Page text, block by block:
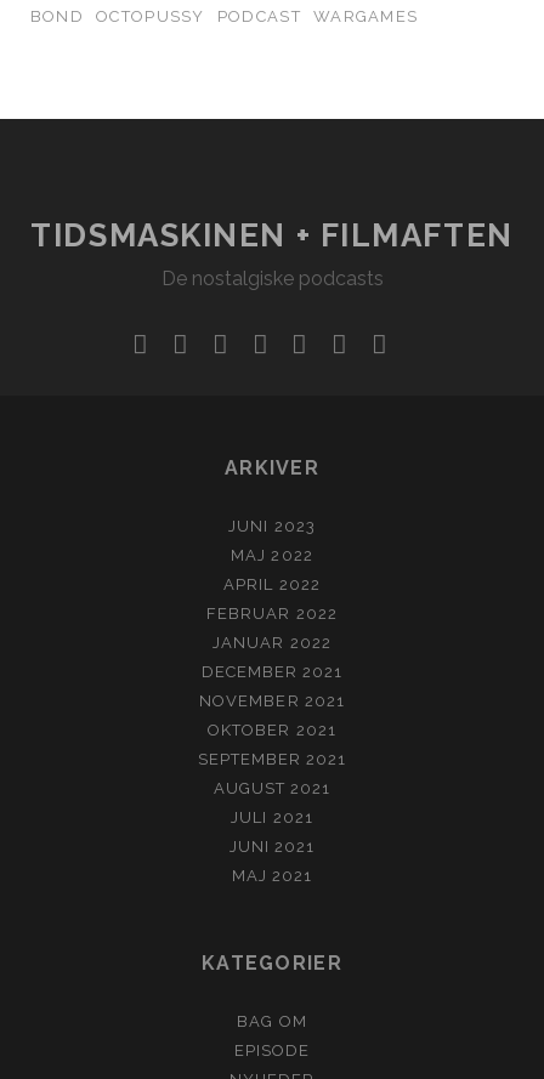
BOND
OCTOPUSSY PODCAST WARGAMES
TIDSMASKINEN + FILMAFTEN
De nostalgiske podcasts
facebook
instagram
youtube
rss emailpodcast
ARKIVER
JUNI 2023
MAJ 2022
APRIL 2022
FEBRUAR 2022
JANUAR 2022
DECEMBER 2021
NOVEMBER 2021
OKTOBER 2021
SEPTEMBER 2021
AUGUST 2021
JULI 2021
JUNI 2021
MAJ 2021
KATEGORIER
BAG OM
EPISODE